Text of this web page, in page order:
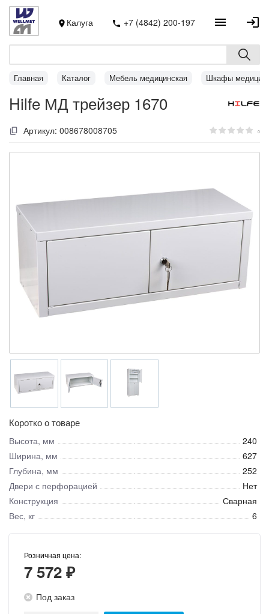
Калуга +7 (4842) 200-197
Главная Каталог Мебель медицинская Шкафы
Hilfe МД трейзер 1670
Артикул: 008678008705 0
Коротко о товаре
Высота, мм
240
Ширина, мм
627
Глубина, мм
252
Двери с перфорацией
Нет
Конструкция
Сварная
Вес, кг
6
Розничная цена:
7 572 ₽
Под заказ